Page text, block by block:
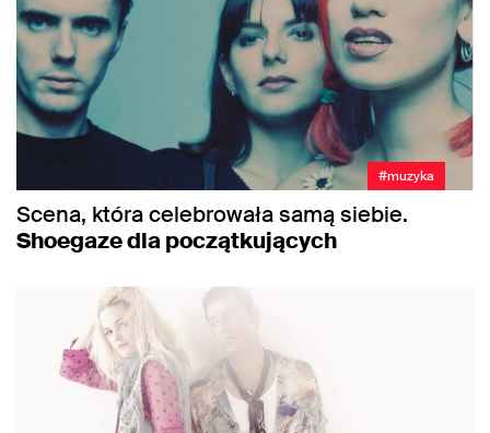
#muzyka
Scena, która celebrowała samą siebie.
Shoegaze dla początkujących